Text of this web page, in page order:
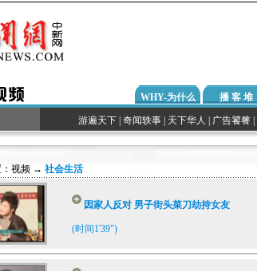
WHY-为什么 播 客 堆
游遍天下| 奇闻轶事| 天下华人 广告饕餮|
视频→ 社会生活
因家人反对 男子街头菜刀劫持女友
(时间1'39")